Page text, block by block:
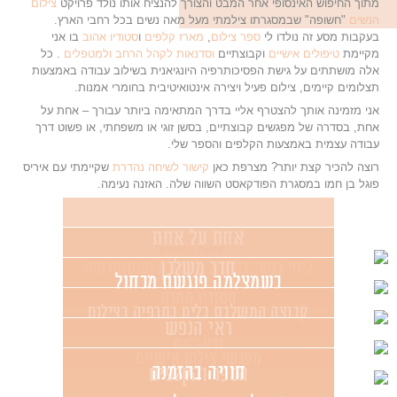
מתוך החיפוש האינסופי אחר המבט והצורך להנציח אותו נולד פרויקט צילום
הנשים "חשופה" שבמסגרתו צילמתי מעל מאה נשים בכל רחבי הארץ.
בעקבות מסע זה נולדו לי ספר צילום מארז קלפים וסטודיו אהוב בו אני
מקיימת טיפולים אישיים וקבוצתיים וסדנאות לקהל הרחב ולמטפלים
. כל
אלה מושתתים על גישת הפסיכותרפיה היונגיאנית בשילוב עבודה באמצעות
תצלומים קיימים, צילום פעיל ויצירה אינטואיטיבית בחומרי אמנות.
אני מזמינה אותך להצטרף אליי בדרך המתאימה ביותר עבורך – אחת על
אחת, בסדרה של מפגשים קבוצתיים, בסשן זוגי או משפחתי, או פשוט דרך
עבודה עצמית באמצעות הקלפים והספר שלי.
רוצה להכיר קצת יותר? מצרפת כאן קישור לשיחה נהדרת שקיימתי עם איריס
פוגל בן חמו במסגרת הפודקאסט השווה שלה. האזנה נעימה.
ליווי רגשי בטיפול באמנות ופוטותרפיה
חדר משלכן
סטודיו פתוח
כשמצלמה פוגשת מכחול
קבוצה המשלבת כלים בתרפיה בצילום
ובאמנות
ראי הנפש
הספר והקלפים
חוויה בהזמנה